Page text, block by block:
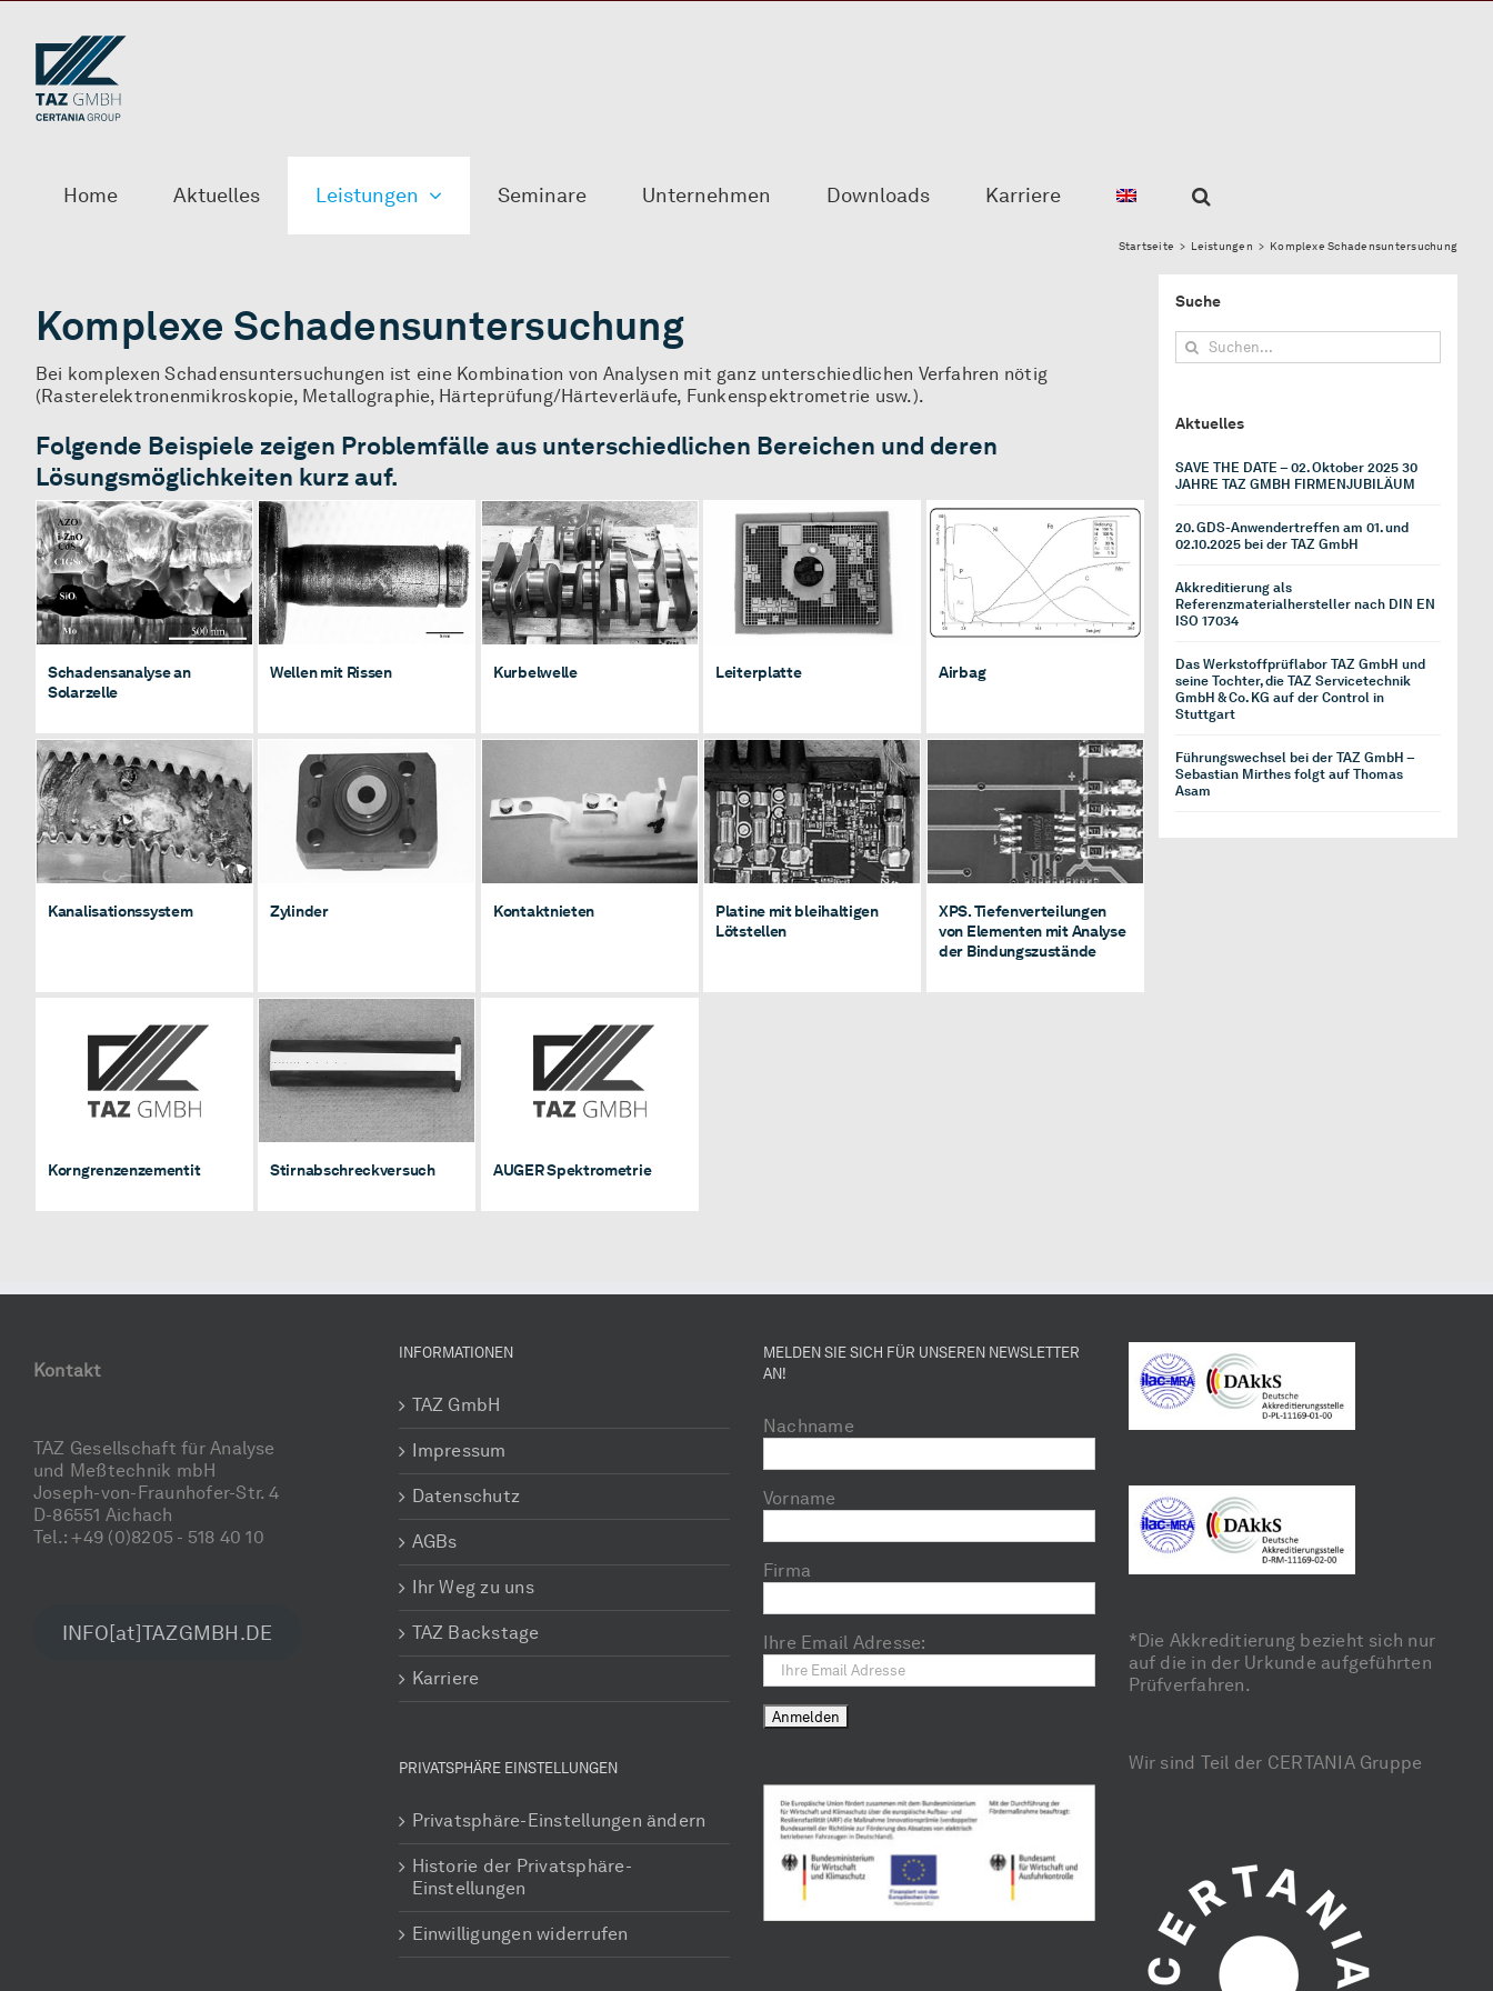
springen
Home Aktuelles Leistungen Seminare Unternehmen Downloads Karriere
Startseite > Leistungen > Komplexe Schadensuntersuchung
Komplexe Schadensuntersuchung
Bei komplexen Schadensuntersuchungen ist eine Kombination von Analysen mit ganz unterschiedlichen Verfahren nötig
(Rasterelektronenmikroskopie, Metallographie, Härteprüfung/Härteverläufe, Funkenspektrometrie usw.).
Folgende Beispiele zeigen Problemfälle aus unterschiedlichen Bereichen und deren
Lösungsmöglichkeiten kurz auf.
Schadensanalyse an
Solarzelle
Schadensanalyse an
Solarzelle
Wellen mit Rissen
Wellen mit Rissen
Kurbelwelle
Kurbelwelle
Leiterplatte
Leiterplatte
Airbag
Airbag
Kanalisationssystem
Kanalisationssystem
Zylinder
Zylinder
Kontaktnieten
Kontaktnieten
Platine mit bleihaltigen
Lötstellen
Platine mit bleihaltigen
Lötstellen
Tiefenverteilungen von
Elementen mit Analyse
der Bindungszustände
XPS. Tiefenverteilungen
von Elementen mit Analyse
der Bindungszustände
Korngrenzenzementit
Korngrenzenzementit
Stirnabschreckversuch
Stirnabschreckversuch
AUGER Spektrometrie
AUGER Spektrometrie
Suche
Suche
nach:
Aktuelles
SAVE THE DATE – 02. Oktober 2025 30
JAHRE TAZ GMBH FIRMENJUBILÄUM
20. GDS-Anwendertreffen am 01. und
02.10.2025 bei der TAZ GmbH
Akkreditierung als
Referenzmaterialhersteller nach DIN EN
ISO 17034
Das Werkstoffprüflabor TAZ GmbH und
seine Tochter, die TAZ Servicetechnik
GmbH & Co. KG auf der Control in
Stuttgart
Führungswechsel bei der TAZ GmbH –
Sebastian Mirthes folgt auf Thomas
Asam
Kontakt
TAZ Gesellschaft für Analyse
und Meßtechnik mbH
Joseph-von-Fraunhofer-Str. 4
D-86551 Aichach
Tel.: +49 (0)8205 - 518 40 10
INFO[at]TAZGMBH.DE
INFORMATIONEN
TAZ GmbH
Impressum
Datenschutz
AGBs
Ihr Weg zu uns
TAZ Backstage
Karriere
PRIVATSPHÄRE EINSTELLUNGEN
Privatsphäre-Einstellungen ändern
Historie der Privatsphäre-
Einstellungen
Einwilligungen widerrufen
MELDEN SIE SICH FÜR UNSEREN NEWSLETTER
AN!
Nachname
Vorname
Firma
Ihre Email Adresse:
*Die Akkreditierung bezieht sich nur
auf die in der Urkunde aufgeführten
Prüfverfahren.
Wir sind Teil der CERTANIA Gruppe